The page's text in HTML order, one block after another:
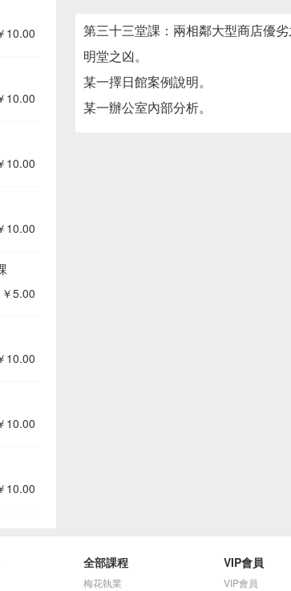
10.00
10.00
10.00
10.00
￥5.00
10.00
10.00
10.00
第三十三堂課：兩相鄰大型商店優劣
明堂之凶。
某一擇日館案例說明。
某一辦公室內部分析。
全部課程
梅花執業
VIP會員
VIP會員